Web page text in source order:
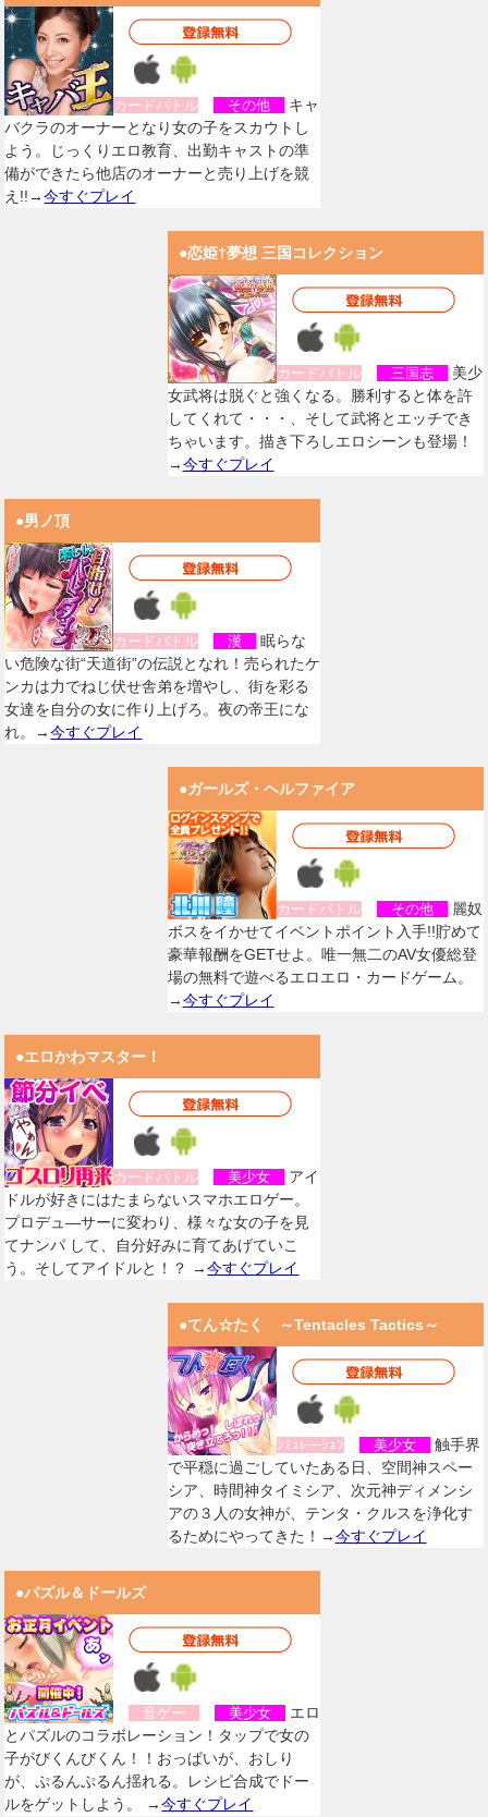
カードバトル その他
キャ
バクラのオーナーとなり女の子をスカウトし
よう。じっくりエロ教育、出勤キャストの準
備ができたら他店のオーナーと売り上げを競
え!!→今すぐプレイ
●恋姫†夢想 三国コレクション
カードバトル 三国志
美少
女武将は脱ぐと強くなる。勝利すると体を許
してくれて・・・、そして武将とエッチでき
ちゃいます。描き下ろしエロシーンも登場！
→今すぐプレイ
●男ノ頂
カードバトル 漢
眠らな
い危険な街“天道街”の伝説となれ！売られたケ
ンカは力でねじ伏せ舎弟を増やし、街を彩る
女達を自分の女に作り上げろ。夜の帝王にな
れ。→今すぐプレイ
●ガールズ・ヘルファイア
カードバトル その他
麗奴
ボスをイかせてイベントポイント入手!!貯めて
豪華報酬をGETせよ。唯一無二のAV女優総登
場の無料で遊べるエロエロ・カードゲーム。
→今すぐプレイ
●エロかわマスター！
カードバトル 美少女
アイ
ドルが好きにはたまらないスマホエロゲー。
プロデュ―サーに変わり、様々な女の子を見
てナンパ して、自分好みに育てあげていこ
う。そしてアイドルと！？ →今すぐプレイ
●てん☆たく ～Tentacles Tactics～
ｼﾐｭﾚーｼｮﾝ 美少女
触手界
で平穏に過ごしていたある日、空間神スペー
シア、時間神タイミシア、次元神ディメンシ
アの３人の女神が、テンタ・クルスを浄化す
るためにやってきた！→今すぐプレイ
●パズル＆ドールズ
音ゲー 美少女
エロ
とパズルのコラボレーション！タップで女の
子がびくんびくん！！おっぱいが、おしり
が、ぷるんぷるん揺れる。レシピ合成でドー
ルをゲットしよう。 →今すぐプレイ